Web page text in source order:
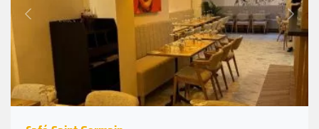
Précédent
Suivant